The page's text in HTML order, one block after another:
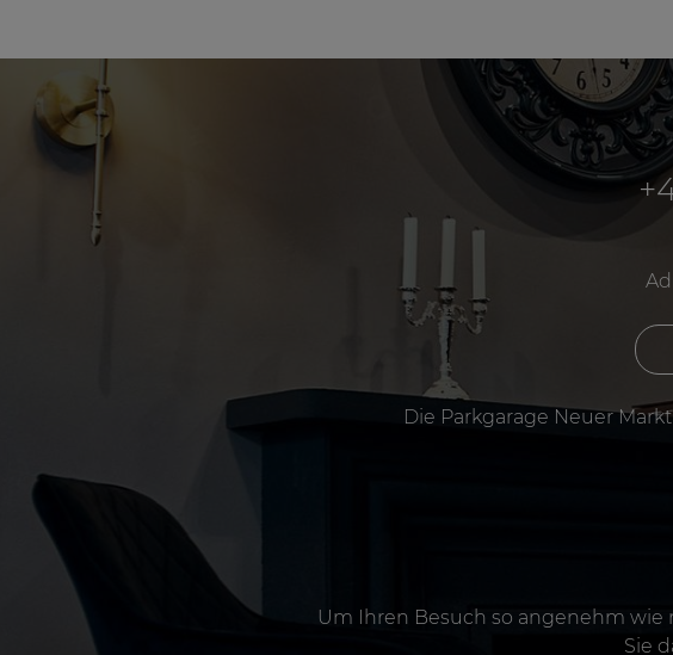
Die Parkgarage Neuer
Um Ihren Besuch so angenehm wie
Sie